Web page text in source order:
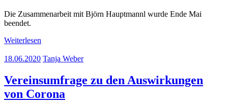
Die Zusammenarbeit mit Björn Hauptmannl wurde Ende Mai
beendet.
Weiterlesen
18.06.2020 Tanja Weber
Vereinsumfrage zu den Auswirkungen
von Corona